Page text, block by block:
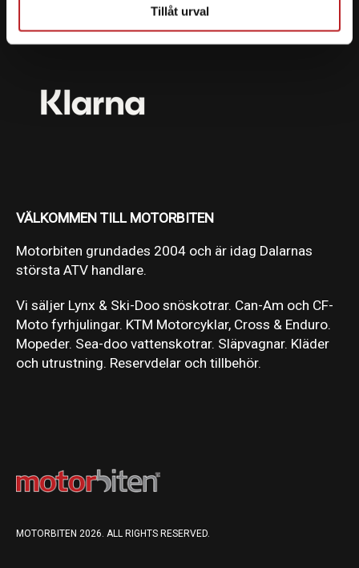
Tillåt urval
VÄLKOMMEN TILL MOTORBITEN
Motorbiten grundades 2004 och är idag Dalarnas
största ATV handlare.
Vi säljer Lynx & Ski-Doo snöskotrar. Can-Am och CF-
Moto fyrhjulingar. KTM Motorcyklar, Cross & Enduro.
Mopeder. Sea-doo vattenskotrar. Släpvagnar. Kläder
och utrustning. Reservdelar och tillbehör.
MOTORBITEN 2026. ALL RIGHTS RESERVED.